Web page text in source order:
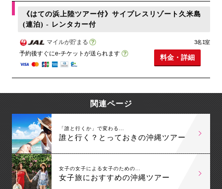
《はての浜上陸ツアー付》サイプレスリゾート久米島
(連泊) - レンタカー付
マイルが貯まる
予約後すぐにe-チケットが送られます
3名1室
料金・詳細
関連ページ
「誰と行くか」で変わる…
誰と行く？とっておきの沖縄ツアー
女子の女子による女子のための…
女子旅におすすめの沖縄ツアー